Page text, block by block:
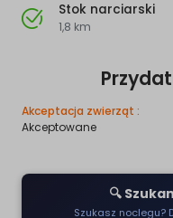
Stok narciarski
1,8 km
Akceptacja zwierząt :
Akceptowane
🔍
Szukasz noclegu?